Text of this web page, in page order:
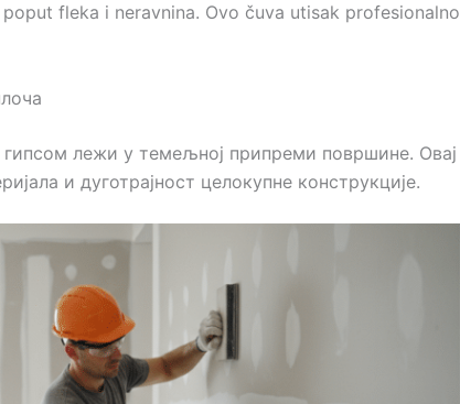
fleka i neravnina. Ovo čuva utisak profesionalno
лежи у темељној припреми површине. Овај
и дуготрајност целокупне конструкције.